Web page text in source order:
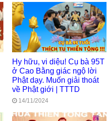
Hy hữu, vi diệu! Cụ bà 95T
ở Cao Bằng giác ngộ lời
Phật dạy. Muốn giải thoát
về Phật giới | TTTD
14/11/2024